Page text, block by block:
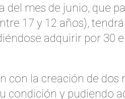
mes de junio, que
17 y 12 años),
adquirir por
con la creación de
condición y pudiendo